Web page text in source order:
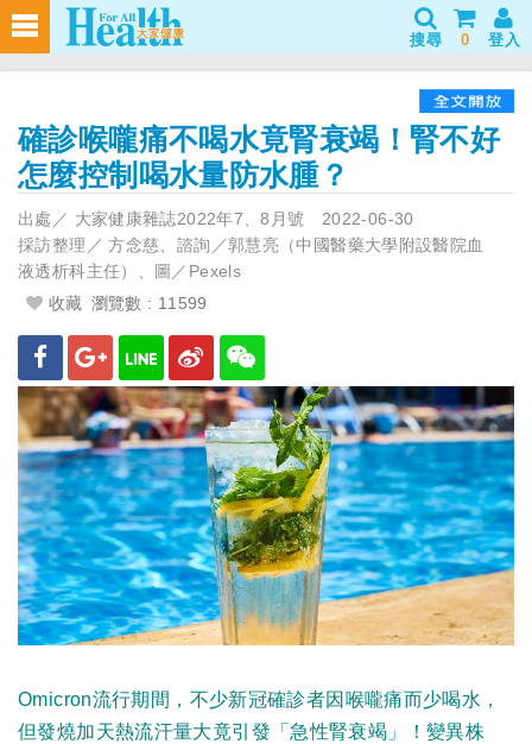
搜尋 0 登入
確診喉嚨痛不喝水竟腎衰竭！腎不好
怎麼控制喝水量防水腫？
出處／ 大家健康雜誌2022年7、8月號 2022-06-30
採訪整理／ 方念慈、諮詢／郭慧亮（中國醫藥大學附設醫院血
液透析科主任）、圖／Pexels
收藏 瀏覽數 : 11599
Omicron流行期間，不少新冠確診者因喉嚨痛而少喝水，
但發燒加天熱流汗量大竟引發「急性腎衰竭」！變異株